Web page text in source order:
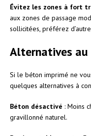
Évitez les zones à fort
aux zones de passage
sollicitées, préférez
Alternatives
Si le béton imprimé ne
quelques alternatives à
Béton désactivé : Moins
gravillonné naturel.